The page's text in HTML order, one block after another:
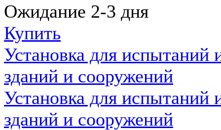
Ожидание 2-3 дня
Купить
Установка для испытаний
зданий и сооружений
Установка для испытаний
зданий и сооружений